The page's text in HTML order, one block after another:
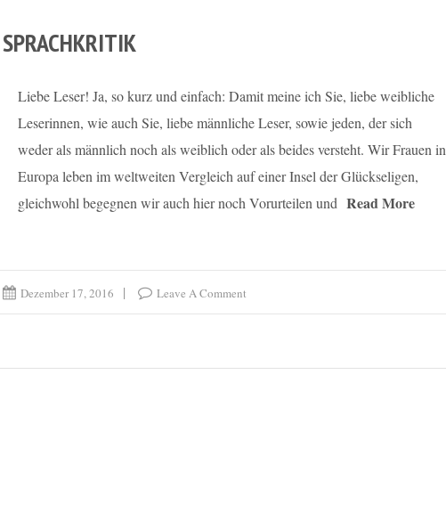
Liebe Leser! Ja, so kurz und einfach: Damit meine ich Sie, liebe weibliche
Leserinnen, wie auch Sie, liebe männliche Leser, sowie jeden, der sich
weder als männlich noch als weiblich oder als beides versteht. Wir Frauen in
Europa leben im weltweiten Vergleich auf einer Insel der Glückseligen,
gleichwohl begegnen wir auch hier noch Vorurteilen und Read More
Dezember 17, 2016 Leave A Comment